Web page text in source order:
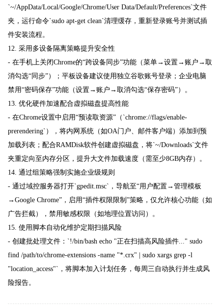
`~/AppData/Local/Google/Chrome/User Data/Default/Preferences`文件
夹，运行命令`sudo apt-get clean`清理缓存，重新登录账号并测试插
件安装流程。
12. 采用多设备隔离策略提升安全性
- 在手机上关闭Chrome的“跨设备同步”功能（菜单→设置→账户→取
消勾选“同步”）；平板设备建议使用独立谷歌账号登录；企业电脑
禁用“密码保存”功能（设置→账户→取消勾选“保存密码”）。
13. 优化硬件加速配合虚拟磁盘提高性能
- 在Chrome设置中启用“预读取资源”（`chrome://flags/enable-
prerendering`），将内网系统（如OA门户、邮件客户端）添加到预
加载列表；配合RAMDisk软件创建虚拟磁盘，将`~/Downloads`文件
夹重定向至内存分区，提升大文件加载速度（需至少8GB内存）。
14. 通过组策略强制实施企业级规则
- 通过域控服务器打开`gpedit.msc`，导航至“用户配置→管理模板
→Google Chrome”，启用“插件权限限制”策略，仅允许核心功能（如
广告拦截），禁用敏感权限（如地理位置访问）。
15. 使用脚本自动化维护定期扫描风险
- 创建批处理文件：`!/bin/bash echo "正在扫描高风险插件..." sudo
find /path/to/chrome-extensions -name "*.crx" | sudo xargs grep -l
"location_access"`，将脚本加入计划任务，每周三自动执行并生成风
险报告。